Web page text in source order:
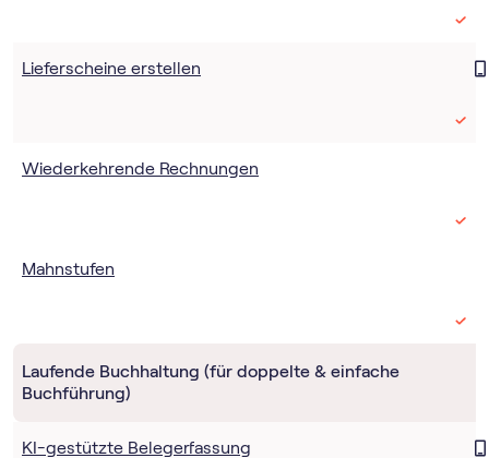
Lieferscheine erstellen
Wiederkehrende Rechnungen
Mahnstufen
Laufende Buchhaltung (für doppelte & einfache
Buchführung)
KI-gestützte Belegerfassung